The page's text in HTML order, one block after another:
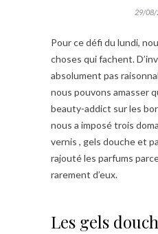
29/08/
Pour ce défi du lundi,
choses qui fachent.
absolument pas
nous pouvons amasser
beauty-addict sur les
nous a imposé trois
vernis , gels douche et
rajouté les parfums
rarement d’eux.
Les gels